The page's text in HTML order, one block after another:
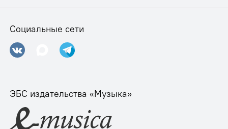
Социальные сети
ЭБС издательства «Музыка»